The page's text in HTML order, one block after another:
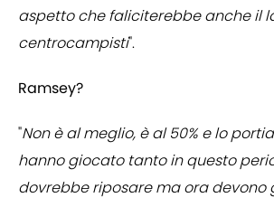
aspetto che faliciterebbe anche il
centrocampisti".
Ramsey?
"Non è al meglio, è al 50% e lo
hanno giocato tanto in questo
dovrebbe riposare ma ora devono